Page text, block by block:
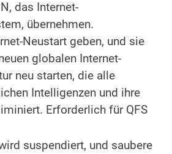
das Internet-
übernehmen.
Neustart geben, und sie
globalen Internet-
neu starten, die alle
Intelligenzen und ihre
Erforderlich für QFS
suspendiert, und saubere